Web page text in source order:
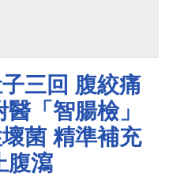
三回 腹絞痛
「智腸檢」
菌 精準補充
腹瀉